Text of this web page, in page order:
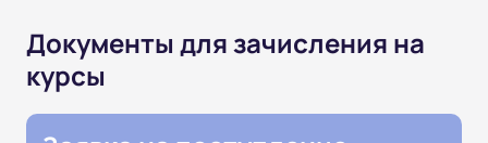
Документы для зачисления на
курсы